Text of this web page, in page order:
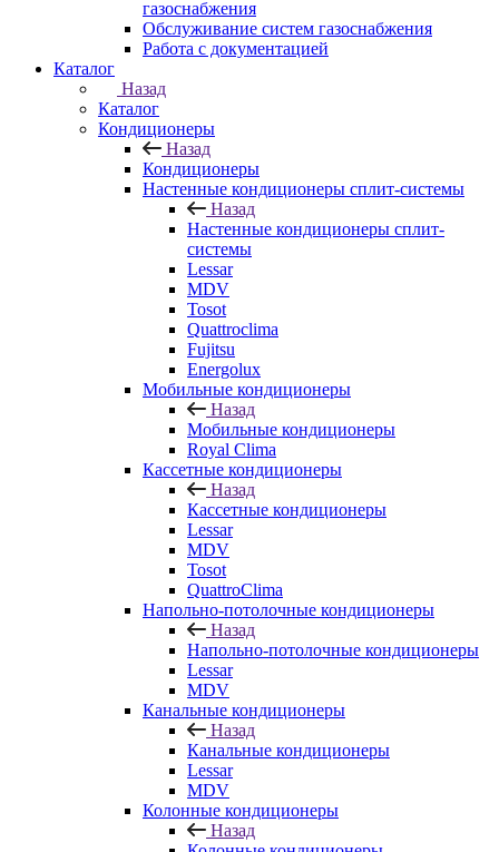
газоснабжения
Обслуживание систем газоснабжения
Работа с документацией
Каталог
Назад
Каталог
Кондиционеры
Назад
Кондиционеры
Настенные кондиционеры сплит-системы
Назад
Настенные кондиционеры сплит-
системы
Lessar
MDV
Tosot
Quattroclima
Fujitsu
Energolux
Мобильные кондиционеры
Назад
Мобильные кондиционеры
Royal Clima
Кассетные кондиционеры
Назад
Кассетные кондиционеры
Lessar
MDV
Tosot
QuattroClima
Напольно-потолочные кондиционеры
Назад
Напольно-потолочные кондиционеры
Lessar
MDV
Канальные кондиционеры
Назад
Канальные кондиционеры
Lessar
MDV
Колонные кондиционеры
Назад